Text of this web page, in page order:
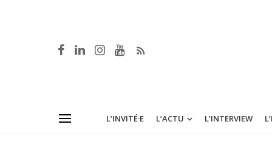
L’INVITÉ·E L’ACTU L’INTERVIEW